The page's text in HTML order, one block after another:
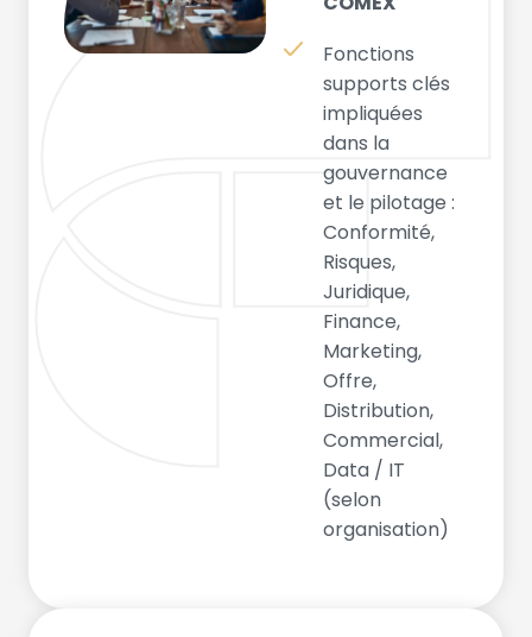
Fonctions
supports clés
impliquées
dans la
gouvernance
et le pilotage :
Conformité,
Risques,
Juridique,
Finance,
Marketing,
Offre,
Distribution,
Commercial,
Data / IT
(selon
organisation)